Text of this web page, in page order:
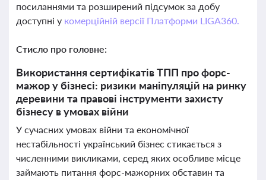
посиланнями та розширений підсумок за добу
доступні у комерційній версії Платформи LIGA360.
Стисло про головне:
Використання сертифікатів ТПП про форс-
мажор у бізнесі: ризики маніпуляцій на ринку
деревини та правові інструменти захисту
бізнесу в умовах війни
У сучасних умовах війни та економічної
нестабільності український бізнес стикається з
численними викликами, серед яких особливе місце
займають питання форс-мажорних обставин та